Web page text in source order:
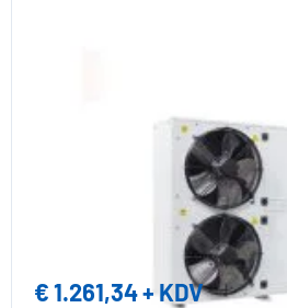
€1.261,34+ KDV